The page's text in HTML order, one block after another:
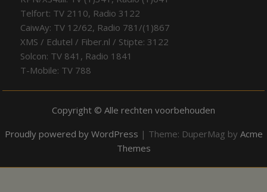
Telfort: TV 2110, Radio 3122
CaiwAy: TV 12/62, Radio 781/(1)867
XMS / Edutel / Fiber.nl / Stipte: 3122
Solcon: TV 841, Radio 1841
T-Mobile: TV 788
Copyright © Alle rechten voorbehouden
Proudly powered by WordPress | Theme: DuperMag by Acme
Themes